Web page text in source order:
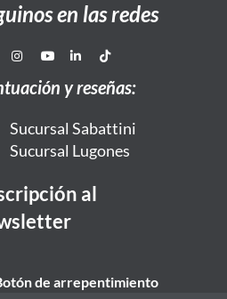
en las redes
y reseñas:
Sucursal Sabattini
Sucursal Lugones
al
de arrepentimiento